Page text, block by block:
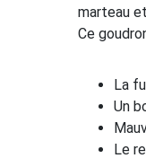
marteau
Ce
La
Un
Le